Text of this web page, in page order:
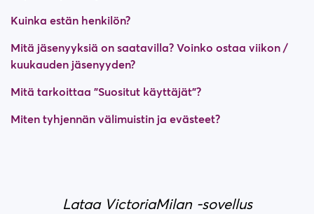
Kuinka estän henkilön?
Mitä jäsenyyksiä on saatavilla? Voinko ostaa viikon /
kuukauden jäsenyyden?
Mitä tarkoittaa "Suositut käyttäjät"?
Miten tyhjennän välimuistin ja evästeet?
Lataa VictoriaMilan -sovellus